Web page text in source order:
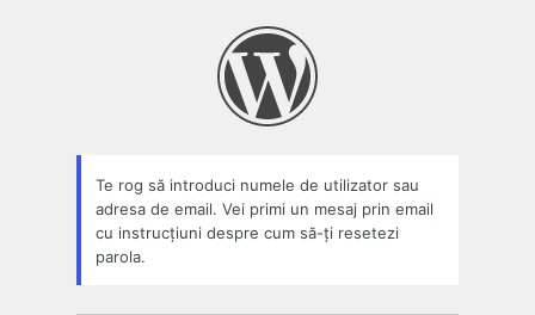
Te rog să introduci numele de utilizator sau
adresa de email. Vei primi un mesaj prin email
cu instrucțiuni despre cum să-ți resetezi
parola.